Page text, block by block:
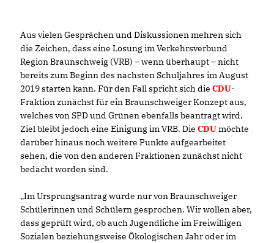
Aus vielen Gesprächen und Diskussionen mehren sich
die Zeichen, dass eine Lösung im Verkehrsverbund
Region Braunschweig (VRB) – wenn überhaupt – nicht
bereits zum Beginn des nächsten Schuljahres im August
2019 starten kann. Für den Fall spricht sich die CDU-
Fraktion zunächst für ein Braunschweiger Konzept aus,
welches von SPD und Grünen ebenfalls beantragt wird.
Ziel bleibt jedoch eine Einigung im VRB. Die CDUmöchte
darüber hinaus noch weitere Punkte aufgearbeitet
sehen, die von den anderen Fraktionen zunächst nicht
bedacht worden sind.
Im Ursprungsantrag wurde nur von Braunschweiger
Schülerinnen und Schülern gesprochen. Wir wollen aber,
dass geprüft wird, ob auch Jugendliche im Freiwilligen
Sozialen beziehungsweise Ökologischen Jahr oder im